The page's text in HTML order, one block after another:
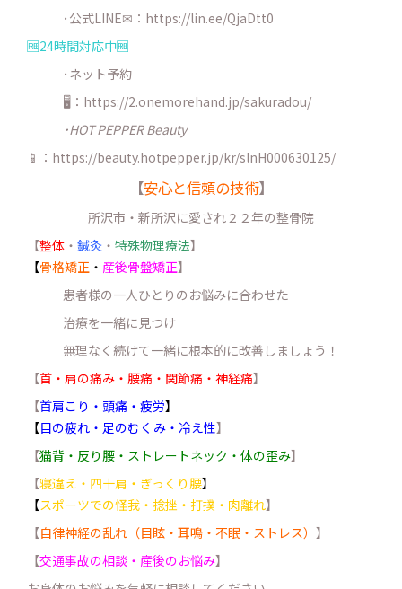
･公式LINE✉： https://lin.ee/QjaDtt0
🆓24時間対応中🆓
･ネット予約
🖥：https://2.onemorehand.jp/sakuradou/
･HOT PEPPER Beauty
📱：https://beauty.hotpepper.jp/kr/slnH000630125/
【安心と信頼の技術】
所沢市・新所沢に愛され２２年の整骨院
【整体 ・ 鍼灸 ・ 特殊物理療法】
【骨格矯正 ・ 産後骨盤矯正】
患者様の一人ひとりのお悩みに合わせた
治療を一緒に見つけ
無理なく続けて一緒に根本的に改善しましょう！
【首・肩の痛み・腰痛・関節痛・神経痛】
【首肩こり・頭痛・疲労】
【目の疲れ・足のむくみ・冷え性】
【猫背・反り腰・ストレートネック・体の歪み】
【寝違え・四十肩・ぎっくり腰】
【スポーツでの怪我・捻挫・打撲・肉離れ】
【自律神経の乱れ（目眩・耳鳴・不眠・ストレス） 】
【交通事故の相談・産後のお悩み】